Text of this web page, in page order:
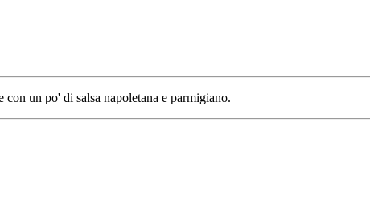
un po' di salsa napoletana e parmigiano.